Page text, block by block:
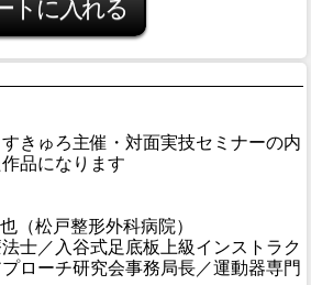
きゅろ主催・対面実技セミナーの内
品になります
（松戸整形外科病院）
式足底板上級インストラク
ローチ研究会事務局長／運動器専門